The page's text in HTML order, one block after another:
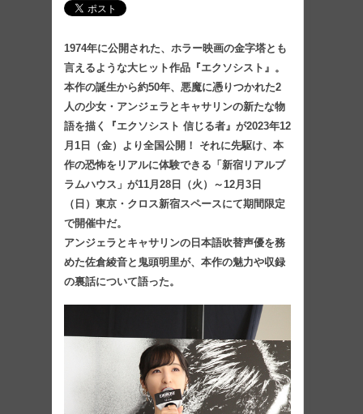
1974年に公開された、ホラー映画の金字塔とも
言えるような大ヒット作品『エクソシスト』。
本作の誕生から約50年、悪魔に憑りつかれた2
人の少女・アンジェラとキャサリンの新たな物
語を描く『エクソシスト 信じる者』が2023年12
月1日（金）より全国公開！ それに先駆け、本
作の恐怖をリアルに体験できる「新宿リアルブ
ラムハウス」が11月28日（火）～12月3日
（日）東京・クロス新宿スペースにて期間限定
で開催中だ。
アンジェラとキャサリンの日本語吹替声優を務
めた佐倉綾音と鬼頭明里が、本作の魅力や収録
の裏話について語った。